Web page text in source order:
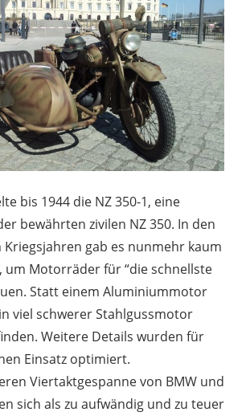
bis 1944 die NZ 350-1, eine
bewährten zivilen NZ 350. In den
Kriegsjahren gab es nunmehr kaum
um Motorräder für “die schnellste
Statt einem Aluminiummotor
viel schwerer Stahlgussmotor
Weitere Details wurden für
Einsatz optimiert.
Viertaktgespanne von BMW und
sich als zu aufwändig und zu teuer